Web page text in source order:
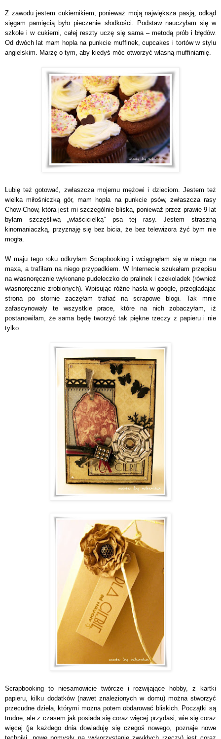
Z zawodu jestem cukiernikiem, ponieważ moją największa pasją, odkąd
sięgam pamięcią było pieczenie słodkości. Podstaw nauczyłam się w
szkole i w cukierni, całej reszty uczę się sama – metodą prób i błędów.
Od dwóch lat mam hopla na punkcie muffinek, cupcakes i tortów w stylu
angielskim. Marzę o tym, aby kiedyś móc otworzyć własną muffiniarnię.
Lubię też gotować, zwłaszcza mojemu mężowi i dzieciom. Jestem też
wielka miłośniczką gór, mam hopla na punkcie psów, zwłaszcza rasy
Chow-Chow, która jest mi szczególnie bliska, ponieważ przez prawie 9 lat
byłam szczęśliwą „właścicielką” psa tej rasy. Jestem straszną
kinomaniaczką, przyznaję się bez bicia, że bez telewizora żyć bym nie
mogła.
W maju tego roku odkryłam Scrapbooking i wciągnęłam się w niego na
maxa, a trafiłam na niego przypadkiem. W Internecie szukałam przepisu
na własnoręcznie wykonane pudełeczko do pralinek i czekoladek (również
własnoręcznie zrobionych). Wpisując różne hasła w google, przeglądając
strona po stornie zaczęłam trafiać na scrapowe blogi. Tak mnie
zafascynowały te wszystkie prace, które na nich zobaczyłam, iż
postanowiłam, że sama będę tworzyć tak piękne rzeczy z papieru i nie
tylko.
Scrapbooking to niesamowicie twórcze i rozwijające hobby, z kartki
papieru, kilku dodatków (nawet znalezionych w domu) można stworzyć
przecudne dzieła, którymi można potem obdarować bliskich. Początki są
trudne, ale z czasem jak posiada się coraz więcej przydasi, wie się coraz
więcej (ja każdego dnia dowiaduję się czegoś nowego, poznaje nowe